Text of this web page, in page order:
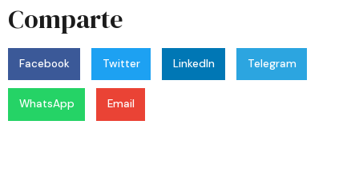
Comparte
Facebook Twitter LinkedIn Telegram
WhatsApp Email